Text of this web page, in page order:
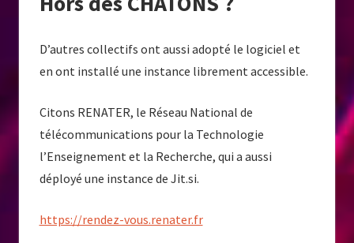
D’autres collectifs ont aussi adopté le logiciel et
en ont installé une instance librement accessible.
Citons RENATER, le Réseau National de
télécommunications pour la Technologie
l’Enseignement et la Recherche, qui a aussi
déployé une instance de Jit.si.
https://rendez-vous.renater.fr